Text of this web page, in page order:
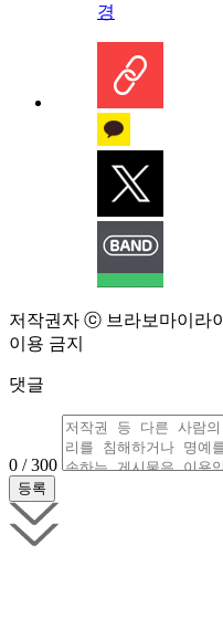
경
저작권자 ⓒ 브라보마이라
이용 금지
댓글
0 / 300